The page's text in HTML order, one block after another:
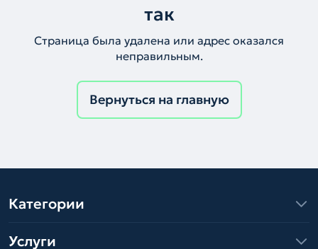
так
Страница была удалена или адрес оказался
неправильным.
Вернуться на главную
Категории
Услуги